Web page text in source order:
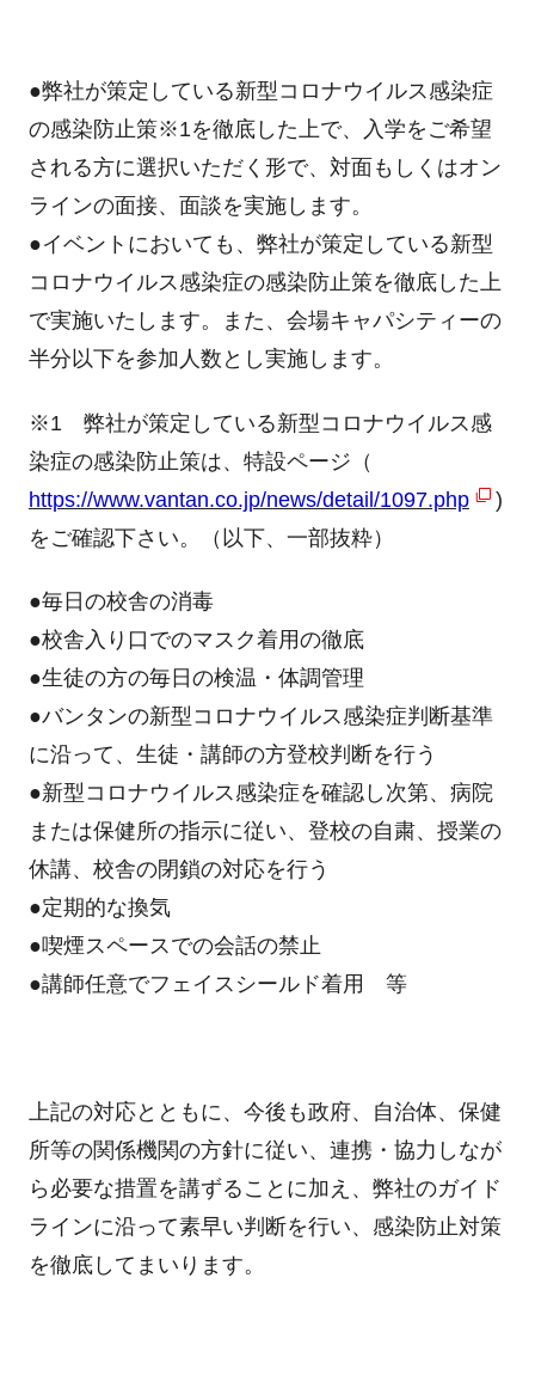
●弊社が策定している新型コロナウイルス感染症
の感染防止策※1を徹底した上で、入学をご希望
される方に選択いただく形で、対面もしくはオン
ラインの面接、面談を実施します。
●イベントにおいても、弊社が策定している新型
コロナウイルス感染症の感染防止策を徹底した上
で実施いたします。また、会場キャパシティーの
半分以下を参加人数とし実施します。
※1 弊社が策定している新型コロナウイルス感
染症の感染防止策は、特設ページ（
https://www.vantan.co.jp/news/detail/1097.php
)
をご確認下さい。（以下、一部抜粋）
●毎日の校舎の消毒
●校舎入り口でのマスク着用の徹底
●生徒の方の毎日の検温・体調管理
●バンタンの新型コロナウイルス感染症判断基準
に沿って、生徒・講師の方登校判断を行う
●新型コロナウイルス感染症を確認し次第、病院
または保健所の指示に従い、登校の自粛、授業の
休講、校舎の閉鎖の対応を行う
●定期的な換気
●喫煙スペースでの会話の禁止
●講師任意でフェイスシールド着用 等
上記の対応とともに、今後も政府、自治体、保健
所等の関係機関の方針に従い、連携・協力しなが
ら必要な措置を講ずることに加え、弊社のガイド
ラインに沿って素早い判断を行い、感染防止対策
を徹底してまいります。